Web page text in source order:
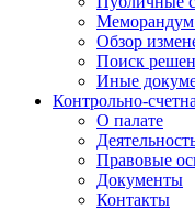
Меморандум
Обзор
Поиск
Иные
Контрольно-
О палате
Правовые
Документы
Контакты